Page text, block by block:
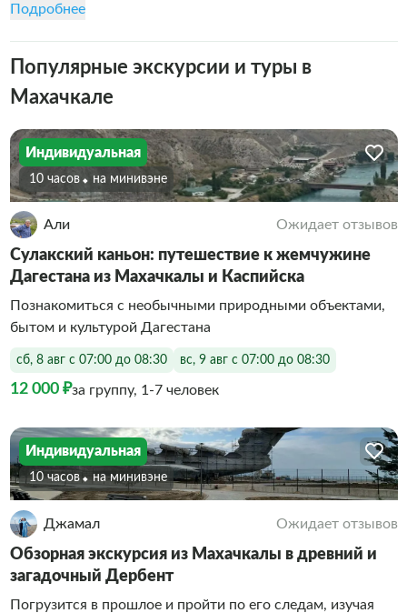
места, куда не добраться на автобусе. Пробуем
жителями и дышим свежим горным воздухом. Я не
просто гид - я ваш проводник, который рассказывает,
показывает и делает всё, чтобы вы полюбили Дагестан
Если вы ищете искренние впечатления, настоящую
жизнь и настоящую красоту, то вы пришли по адресу.
Поехали вместе.
Подробнее
Популярные экскурсии и туры в
Махачкале
Индивидуальная
10 часов На минивэне
Али Ожидает отзывов
Сулакский каньон: путешествие к жемчужине
Дагестана из Махачкалы и Каспийска
Познакомиться с необычными природными объектами,
бытом и культурой Дагестана
сб, 8 авг с 07:00 до 08:30 вс, 9 авг с 07:00 до 08:30
12 000 ₽за группу, 1-7 человек
Индивидуальная
10 часов На минивэне
Джамал Ожидает отзывов
Обзорная экскурсия из Махачкалы в древний и
загадочный Дербент
Погрузится в прошлое и пройти по его следам, изучая